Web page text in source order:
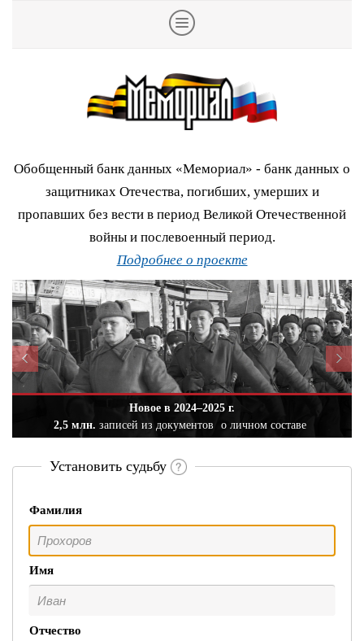
Обобщенный банк данных «Мемориал» - банк данных о
защитниках Отечества, погибших, умерших и
пропавших без вести в период Великой Отечественной
войны и послевоенный период.
Подробнее о проекте
Новое в 2024–2025 г.
2,5 млн. записей из документов о личном составе
Установить судьбу
Фамилия
Имя
Отчество